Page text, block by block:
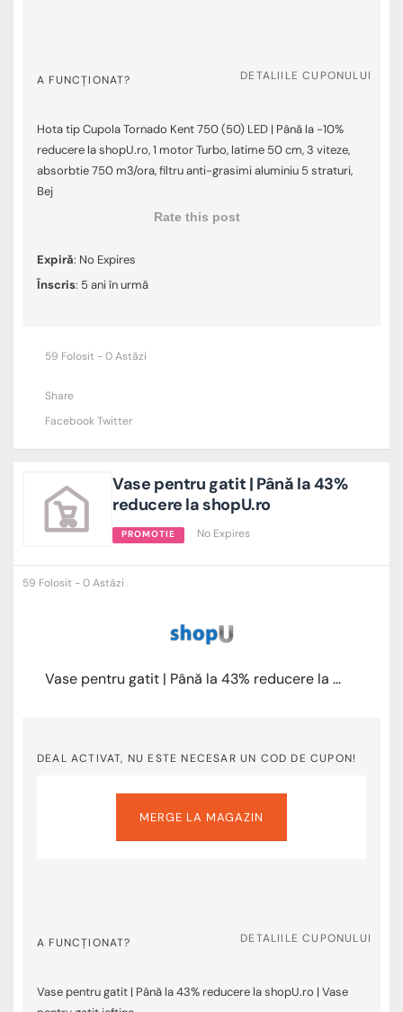
A FUNCȚIONAT? DETALIILE CUPONULUI
Hota tip Cupola Tornado Kent 750 (50) LED | Până la -10%
reducere la shopU.ro, 1 motor Turbo, latime 50 cm, 3 viteze,
absorbtie 750 m3/ora, filtru anti-grasimi aluminiu 5 straturi,
Bej
Rate this post
Expiră: No Expires
Înscris: 5 ani în urmă
59 Folosit - 0 Astăzi
Share
FacebookTwitter
Vase pentru gatit | Până la 43%
reducere la shopU.ro
PROMOTIE No Expires
59 Folosit - 0 Astăzi
Vase pentru gatit | Până la 43% reducere la shopU.ro
DEAL ACTIVAT, NU ESTE NECESAR UN COD DE CUPON!
MERGE LA MAGAZIN
A FUNCȚIONAT? DETALIILE CUPONULUI
Vase pentru gatit | Până la 43% reducere la shopU.ro | Vase